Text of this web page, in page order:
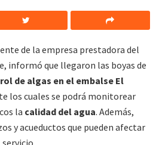
de la empresa prestadora del
informó que llegaron las boyas de
de algas en el embalse El
los cuales se podrá monitorear
la calidad del agua. Además,
y acueductos que pueden afectar